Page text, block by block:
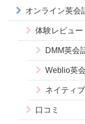
オンライン英会
体験レビュー
DMM英会
Weblio英
ネイティ
口コミ